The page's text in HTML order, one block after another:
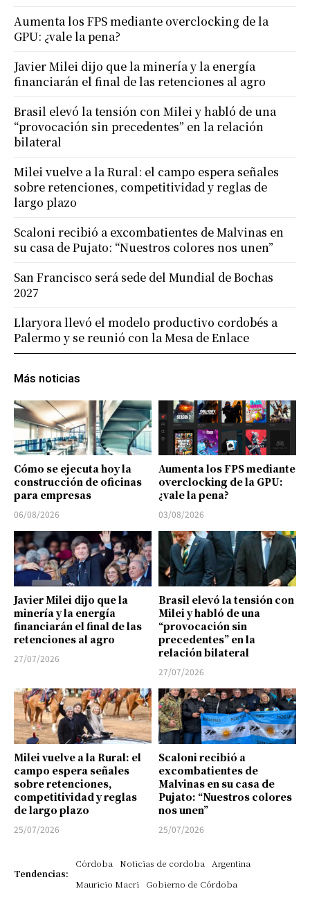
Más noticias
Cómo se ejecuta hoy la
construcción de oficinas
para empresas
06/08/2026
Aumenta los FPS mediante
overclocking de la GPU:
¿vale la pena?
03/08/2026
Javier Milei dijo que la
minería y la energía
financiarán el final de las
retenciones al agro
27/07/2026
Brasil elevó la tensión con
Milei y habló de una
“provocación sin
precedentes” en la
relación bilateral
27/07/2026
Milei vuelve a la Rural: el
campo espera señales
sobre retenciones,
competitividad y reglas
de largo plazo
25/07/2026
Scaloni recibió a
excombatientes de
Malvinas en su casa de
Pujato: “Nuestros colores
nos unen”
25/07/2026
Tendencias:
Córdoba Noticias de cordoba
Argentina
Mauricio Macri
Gobierno de Córdoba
Aumenta los FPS mediante overclocking de la
GPU: ¿vale la pena?
Javier Milei dijo que la minería y la energía
financiarán el final de las retenciones al agro
Brasil elevó la tensión con Milei y habló de una
“provocación sin precedentes” en la relación
bilateral
Milei vuelve a la Rural: el campo espera señales
sobre retenciones, competitividad y reglas de
largo plazo
Scaloni recibió a excombatientes de Malvinas en
su casa de Pujato: “Nuestros colores nos unen”
San Francisco será sede del Mundial de Bochas
2027
Llaryora llevó el modelo productivo cordobés a
Palermo y se reunió con la Mesa de Enlace